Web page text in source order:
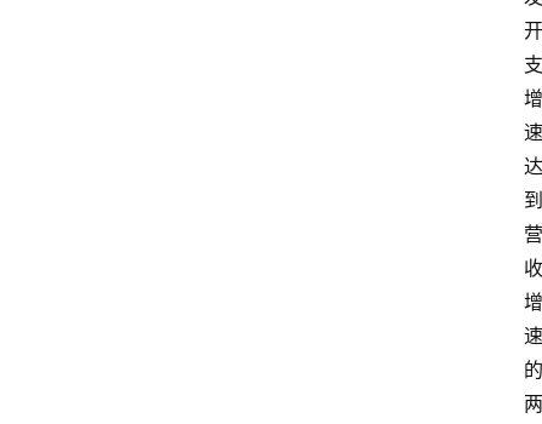
开
支
增
速
达
到
营
收
增
速
的
两